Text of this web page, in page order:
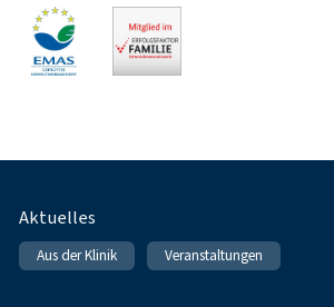
Fußnavigation
Aktuelles
Aus der Klinik Veranstaltungen